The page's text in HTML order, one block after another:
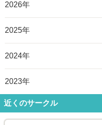
2026年
2025年
2024年
2023年
近くのサークル